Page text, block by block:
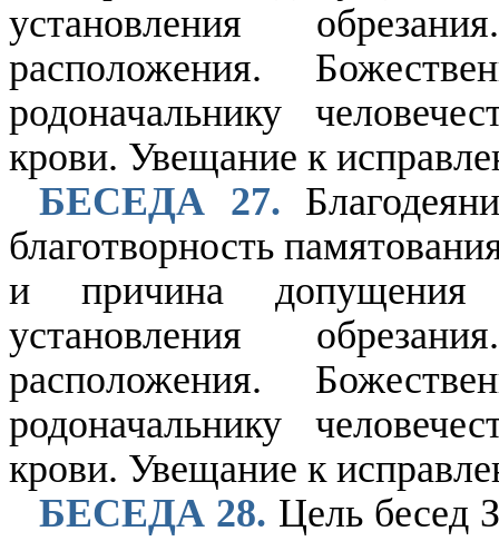
установления
расположения.
родоначальнику
крови. Увещание к
БЕСЕДА 27.
благотворность
и причина допущения
установления
расположения.
родоначальнику
крови. Увещание к
БЕСЕДА 28. Цель бесед